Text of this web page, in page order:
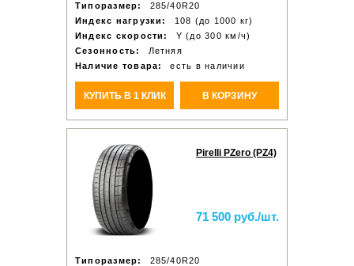
Типоразмер:
285/40R20
Индекс нагрузки:
108 (до 1000 кг)
Индекс скорости:
Y (до 300 км/ч)
Сезонность:
Летняя
Наличие товара:
есть в наличии
КУПИТЬ В 1 КЛИК В КОРЗИНУ
Pirelli PZero (PZ4)
71 500 руб./шт.
Типоразмер: 285/40R20